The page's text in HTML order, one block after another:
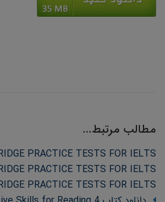
مطالب مرتبط...
PRACTICE TESTS FOR IELTS
PRACTICE TESTS FOR IELTS
PRACTICE TESTS FOR IELTS